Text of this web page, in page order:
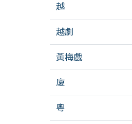
越
越劇
黃梅戲
廈
粵